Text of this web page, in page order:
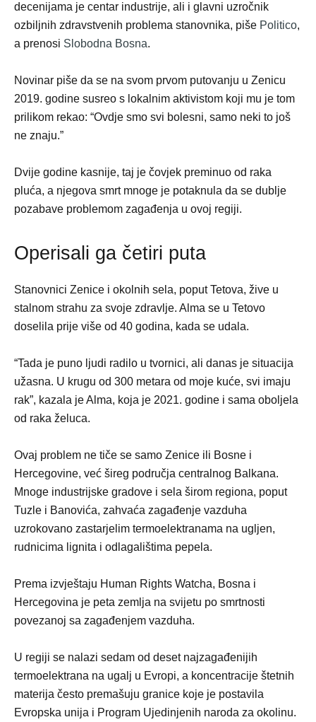
decenijama je centar industrije, ali i glavni uzročnik
ozbiljnih zdravstvenih problema stanovnika, piše Politico,
a prenosi Slobodna Bosna.
Novinar piše da se na svom prvom putovanju u Zenicu
2019. godine susreo s lokalnim aktivistom koji mu je tom
prilikom rekao: “Ovdje smo svi bolesni, samo neki to još
ne znaju.”
Dvije godine kasnije, taj je čovjek preminuo od raka
pluća, a njegova smrt mnoge je potaknula da se dublje
pozabave problemom zagađenja u ovoj regiji.
Operisali ga četiri puta
Stanovnici Zenice i okolnih sela, poput Tetova, žive u
stalnom strahu za svoje zdravlje. Alma se u Tetovo
doselila prije više od 40 godina, kada se udala.
“Tada je puno ljudi radilo u tvornici, ali danas je situacija
užasna. U krugu od 300 metara od moje kuće, svi imaju
rak”, kazala je Alma, koja je 2021. godine i sama oboljela
od raka želuca.
Ovaj problem ne tiče se samo Zenice ili Bosne i
Hercegovine, već šireg područja centralnog Balkana.
Mnoge industrijske gradove i sela širom regiona, poput
Tuzle i Banovića, zahvaća zagađenje vazduha
uzrokovano zastarjelim termoelektranama na ugljen,
rudnicima lignita i odlagalištima pepela.
Prema izvještaju Human Rights Watcha, Bosna i
Hercegovina je peta zemlja na svijetu po smrtnosti
povezanoj sa zagađenjem vazduha.
U regiji se nalazi sedam od deset najzagađenijih
termoelektrana na ugalj u Evropi, a koncentracije štetnih
materija često premašuju granice koje je postavila
Evropska unija i Program Ujedinjenih naroda za okolinu.